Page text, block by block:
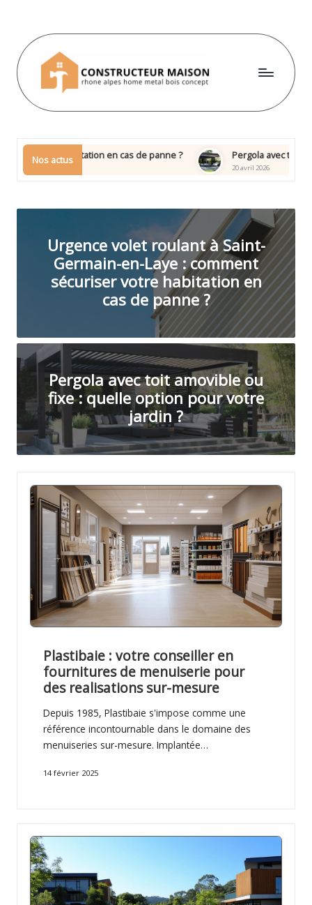
content
P
d
d
b
s
p
o
r
t
l
a
p
o
i
n
t
e
Nos actus
en cas de panne ? Pergola avec toit amovible ou fixe
20 avril 2026
Urgence volet roulant à Saint-
Germain-en-Laye : comment
sécuriser votre habitation en
cas de panne ?
Pergola avec toit amovible ou
fixe : quelle option pour votre
jardin ?
Plastibaie : votre conseiller en
fournitures de menuiserie pour
des realisations sur-mesure
Depuis 1985, Plastibaie s'impose comme une
référence incontournable dans le domaine des
menuiseries sur-mesure. Implantée…
14 février 2025